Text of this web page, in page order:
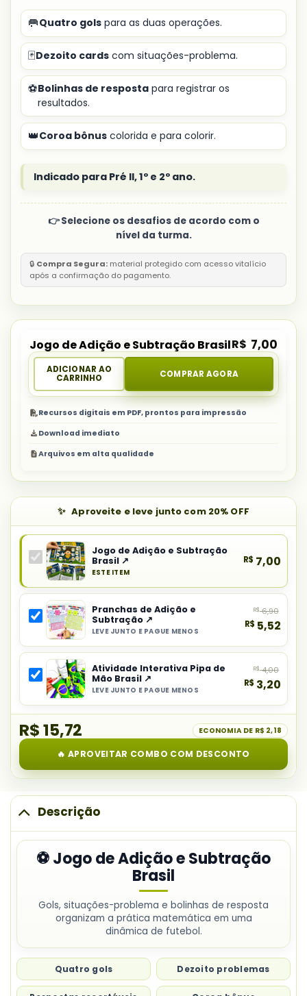
🥅Quatro gols para as duas operações.
🃏Dezoito cards com situações-problema.
⚽Bolinhas de resposta para registrar os
resultados.
👑Coroa bônus colorida e para colorir.
Indicado para Pré II, 1º e 2º ano.
👉 Selecione os desafios de acordo com o
nível da turma.
🔒 Compra Segura: material protegido com acesso vitalício
após a confirmação do pagamento.
Jogo de Adição e Subtração BrasilR$ 7,00
ADICIONAR AO
CARRINHO
COMPRAR AGORA
Recursos digitais em PDF, prontos para impressão
Download imediato
Arquivos em alta qualidade
Aproveite e leve junto com 20% OFF
Produto
principal
do
combo:
Jogo
Adição
Subtração
Brasil
Jogo de Adição e Subtração
Brasil ↗
ESTE ITEM
R$ 7,00
Selecionar
item
do
combo:
Pranchas
de
Adição
Subtração
Pranchas de Adição e
Subtração ↗
LEVE JUNTO E PAGUE MENOS
R$6,90
R$ 5,52
Selecionar
item
do
Interativa
Pipa
de
Brasil
Atividade Interativa Pipa de
Mão Brasil ↗
LEVE JUNTO E PAGUE MENOS
R$4,00
R$ 3,20
R$ 15,72 ECONOMIA DE R$ 2,18
🔥 APROVEITAR COMBO COM DESCONTO
Descrição
⚽ Jogo de Adição e Subtração
Brasil
Gols, situações-problema e bolinhas de resposta
organizam a prática matemática em uma
dinâmica de futebol.
Quatro gols Dezoito problemas